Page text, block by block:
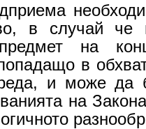
в случай
предмет на
в
и може да
на